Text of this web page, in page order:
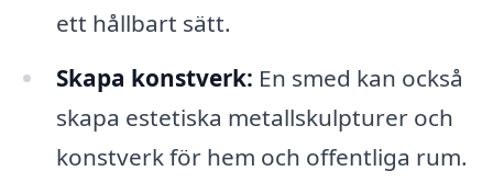
ett hållbart sätt.
Skapa konstverk: En smed kan också
skapa estetiska metallskulpturer och
konstverk för hem och offentliga rum.